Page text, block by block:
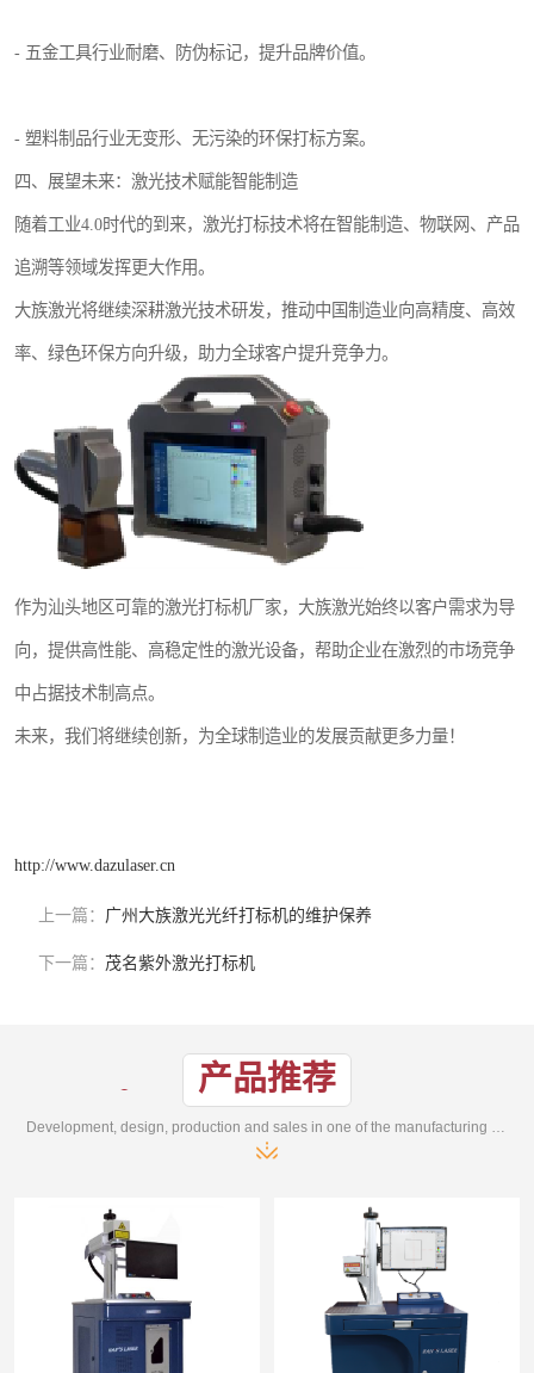
- 五金工具行业耐磨、防伪标记，提升品牌价值。
- 塑料制品行业无变形、无污染的环保打标方案。
四、展望未来：激光技术赋能智能制造
随着工业4.0时代的到来，激光打标技术将在智能制造、物联网、产品
追溯等领域发挥更大作用。
大族激光将继续深耕激光技术研发，推动中国制造业向高精度、高效
率、绿色环保方向升级，助力全球客户提升竞争力。
作为汕头地区可靠的激光打标机厂家，大族激光始终以客户需求为导
向，提供高性能、高稳定性的激光设备，帮助企业在激烈的市场竞争
中占据技术制高点。
未来，我们将继续创新，为全球制造业的发展贡献更多力量！
http://www.dazulaser.cn
上一篇： 广州大族激光光纤打标机的维护保养
下一篇： 茂名紫外激光打标机
产品推荐
Development, design, production and sales in one of the manufacturing enterprises